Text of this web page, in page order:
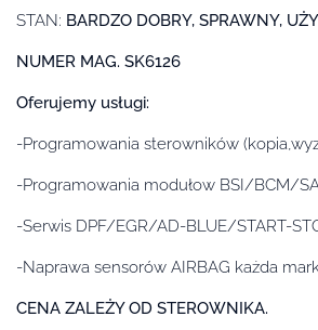
STAN: BARDZO DOBRY, SPRAWNY,
NUMER MAG. SK6126
Oferujemy usługi:
-Programowania sterowników
-Programowania modułow BSI/BCM/
-Serwis DPF/EGR/AD-BLUE/START-
-Naprawa sensorów AIRBAG każda
CENA ZALEŻY OD STEROWNIKA.